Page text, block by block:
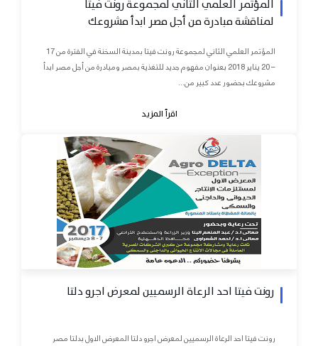
المؤتمر العلمي الثاني لمجموعة رونت فيتا
لمناقشة مبادرة من أجل مصر ابدأ مشروعك
المؤتمر العلمي الثاني لمجموعة رونت فيتا بمدينة السخنة في الفترة من 17
– 20 يناير 2018 بعنوان مفهوم جديد للتغذية بمصر ومبادرة من أجل مصر ابدأ
مشروعك بحضور عدد كبير من...
اقرأ المزيد
رونت فيتا احد الرعاة الرسميين لمعرض اجرو دلتا
رونت فيتا احد الرعاة الرسميين لمعرض اجرو دلتا المعرض الاول بدلتا مصر